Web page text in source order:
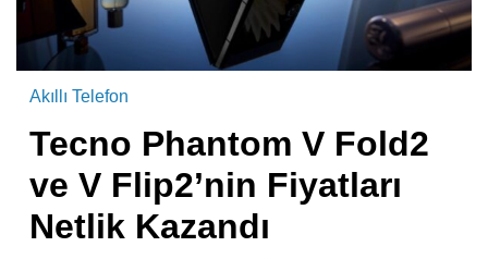
Akıllı Telefon
Tecno Phantom V Fold2
ve V Flip2’nin Fiyatları
Netlik Kazandı